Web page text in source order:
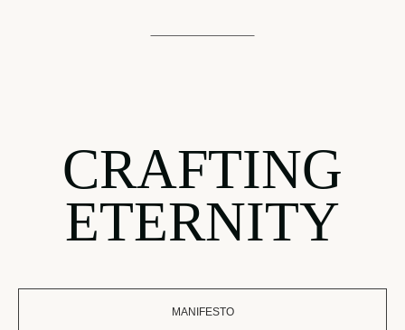
CRAFTING
ETERNITY
MANIFESTO